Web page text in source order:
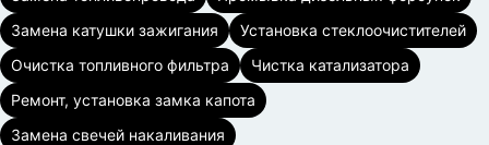
Замена катушки зажигания
Установка стеклоочистителей
Очистка топливного фильтра
Чистка катализатора
Ремонт, установка замка капота
Замена свечей накаливания